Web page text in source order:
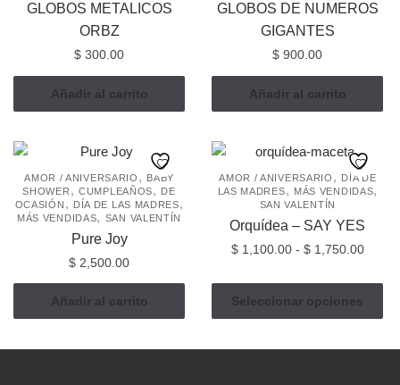
GLOBOS METALICOS
ORBZ
$ 300.00
Añadir al carrito
GLOBOS DE NUMEROS
GIGANTES
$ 900.00
Añadir al carrito
AMOR / ANIVERSARIO , BABY
SHOWER , CUMPLEAÑOS, DE
OCASIÓN , DÍA DE LAS MADRES,
MÁS VENDIDAS, SAN VALENTÍN
Pure Joy
$ 2,500.00
Añadir al carrito
AMOR / ANIVERSARIO , DÍA DE
LAS MADRES, MÁS VENDIDAS,
SAN VALENTÍN
Orquídea – SAY YES
$1,100.00 - $1,750.00Rango
hasta
Seleccionar opciones
Este
producto
múltiples